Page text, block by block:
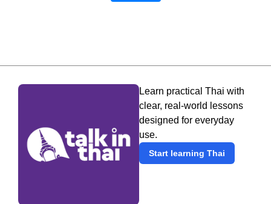
Learn practical Thai with
clear, real-world lessons
designed for everyday
use.
Start learning Thai